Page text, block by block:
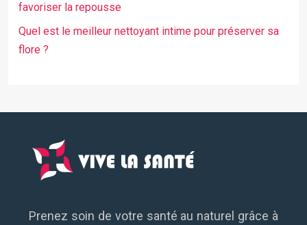
favoriser la repousse
Quel est le meilleur nettoyant intime pour préserver sa
flore ?
Prenez soin de votre santé au naturel grâce à